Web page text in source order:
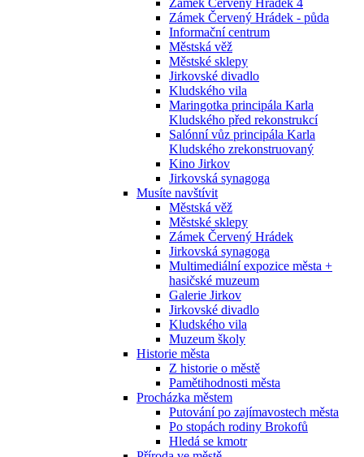
Zámek Červený Hrádek 4
Zámek Červený Hrádek - půda
Informační centrum
Městská věž
Městské sklepy
Jirkovské divadlo
Kludského vila
Maringotka principála Karla
Kludského před rekonstrukcí
Salónní vůz principála Karla
Kludského zrekonstruovaný
Kino Jirkov
Jirkovská synagoga
Musíte navštívit
Městská věž
Městské sklepy
Zámek Červený Hrádek
Jirkovská synagoga
Multimediální expozice města +
hasičské muzeum
Galerie Jirkov
Jirkovské divadlo
Kludského vila
Muzeum školy
Historie města
Z historie o městě
Pamětihodnosti města
Procházka městem
Putování po zajímavostech města
Po stopách rodiny Brokofů
Hledá se kmotr